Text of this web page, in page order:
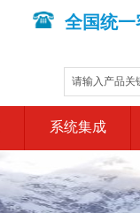
全国统一
系统集成